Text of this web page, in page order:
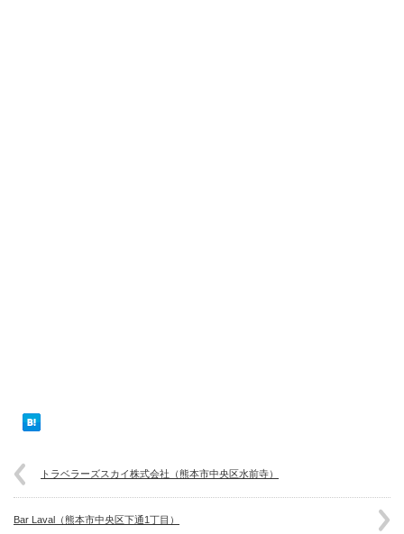
トラベラーズスカイ株式会社（熊本市中央区水前寺）
Bar Laval（熊本市中央区下通1丁目）